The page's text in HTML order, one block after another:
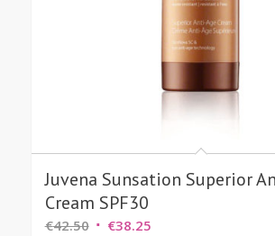
Juvena Sunsation Superior
Cream SPF30
€42.50 Oorspronkelijke
€38.25Huidige